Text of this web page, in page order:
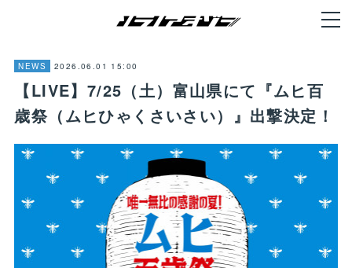
NEWS 2026.06.01 15:00
【LIVE】7/25（土）富山県にて『ムヒ百
歳祭（ムヒひゃくさいさい）』出撃決定！